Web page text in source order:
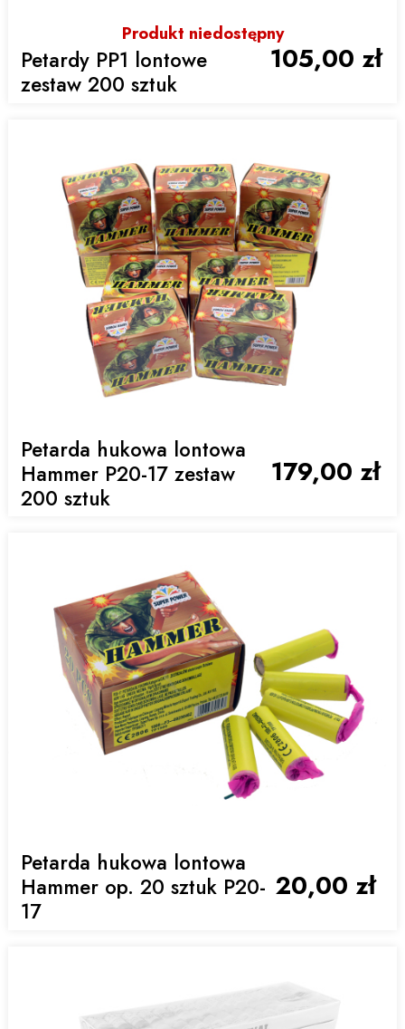
Produkt niedostępny
Petardy PP1 lontowe
zestaw 200 sztuk
105,00 zł
Petarda hukowa lontowa
Hammer P20-17 zestaw
200 sztuk
179,00 zł
Petarda hukowa lontowa
Hammer op. 20 sztuk P20-
17
20,00 zł